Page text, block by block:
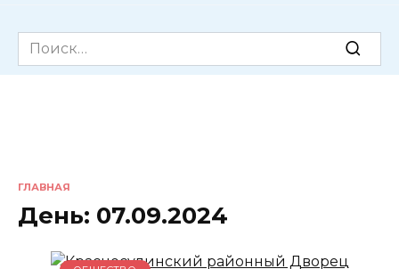
Search
for:
ГЛАВНАЯ
День: 07.09.2024